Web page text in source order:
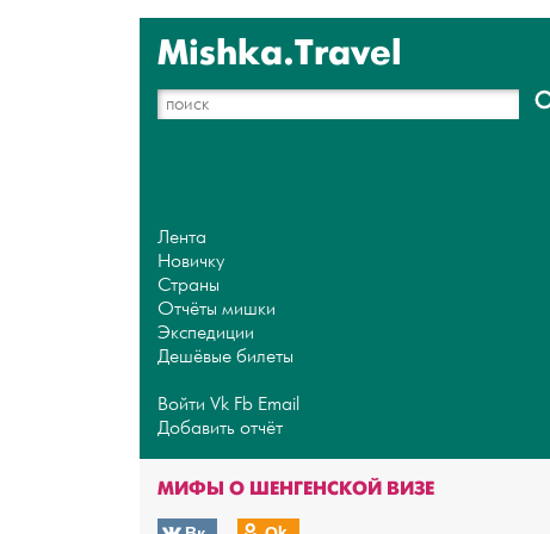
Mishka.Travel
Лента
Новичку
Страны
Отчёты мишки
Экспедиции
Дешёвые билеты
Войти Vk Fb Email
Добавить отчёт
МИФЫ О ШЕНГЕНСКОЙ ВИЗЕ